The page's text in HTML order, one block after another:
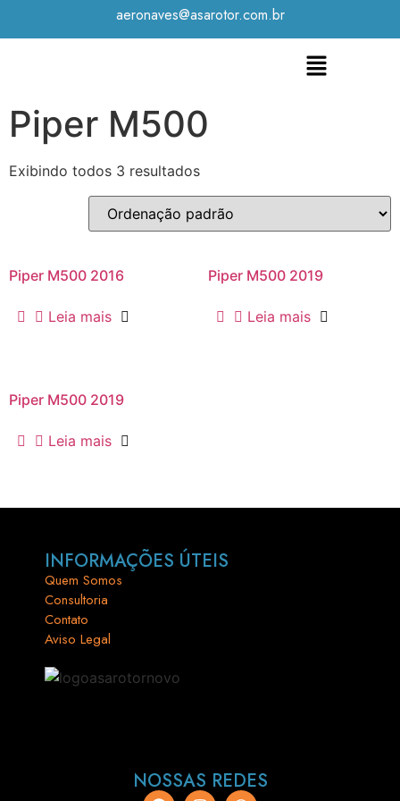
aeronaves@asarotor.com.br
Piper M500
Exibindo todos 3 resultados
Piper M500 2016
Leia mais
Piper M500 2019
Leia mais
Piper M500 2019
Leia mais
INFORMAÇÕES ÚTEIS
Quem Somos
Consultoria
Contato
Aviso Legal
NOSSAS REDES